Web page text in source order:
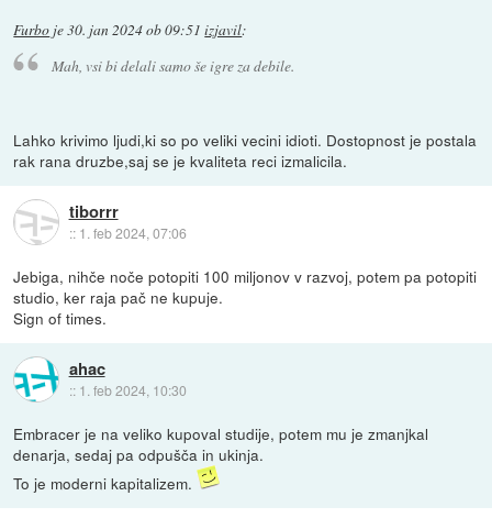
Furbo je30. jan 2024 ob 09:51 izjavil:
Mah, vsi bi delali samo še igre za debile.
Lahko krivimo ljudi,ki so po veliki vecini idioti. Dostopnost je postala
rak rana druzbe,saj se je kvaliteta reci izmalicila.
tiborrr
:: 1. feb 2024, 07:06
Jebiga, nihče noče potopiti 100 miljonov v razvoj, potem pa potopiti
studio, ker raja pač ne kupuje.
Sign of times.
ahac
:: 1. feb 2024, 10:30
Embracer je na veliko kupoval studije, potem mu je zmanjkal
denarja, sedaj pa odpušča in ukinja.
To je moderni kapitalizem.